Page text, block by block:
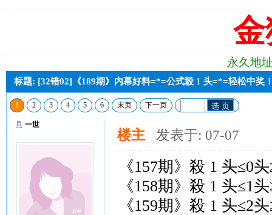
永久地
标题: [32错02]《189期》内幕好料=*=公式殺 1 头=*=轻松中奖
1 2 3 4 5 6 末页 下一页 选 页
一世
楼主 发表于: 07-07
《157期》殺 1 头≤0
《158期》殺 1 头≤1
《159期》殺 1 头≤2